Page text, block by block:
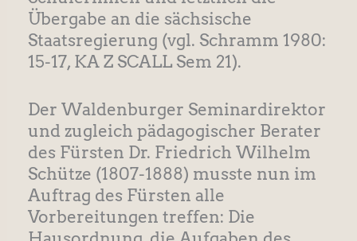
Übergabe an die sächsische
Staatsregierung (vgl. Schramm 1980:
15-17, KA Z SCALL Sem 21).
Der Waldenburger Seminardirektor
und zugleich pädagogischer Berater
des Fürsten Dr. Friedrich Wilhelm
Schütze (1807-1888) musste nun im
Auftrag des Fürsten alle
Vorbereitungen treffen: Die